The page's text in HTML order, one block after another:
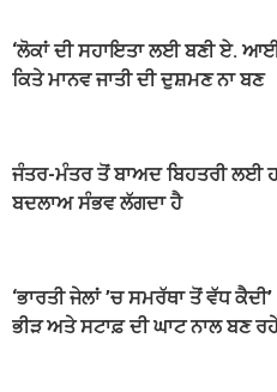
‘ਲੋਕਾਂ ਦੀ ਸਹਾਇਤਾ ਲਈ ਬਣੀ ਏ.
ਕਿਤੇ ਮਾਨਵ ਜਾਤੀ ਦੀ ਦੁਸ਼ਮਣ ਨਾ ਬਣ
ਜੰਤਰ-ਮੰਤਰ ਤੋਂ ਬਾਅਦ ਬਿਹਤਰੀ ਲਈ
ਬਦਲਾਅ ਸੰਭਵ ਲੱਗਦਾ ਹੈ
‘ਭਾਰਤੀ ਜੇਲਾਂ ’ਚ ਸਮਰੱਥਾ ਤੋਂ ਵੱਧ ਕੈਦੀ’
ਭੀੜ ਅਤੇ ਸਟਾਫ਼ ਦੀ ਘਾਟ ਨਾਲ ਬਣ